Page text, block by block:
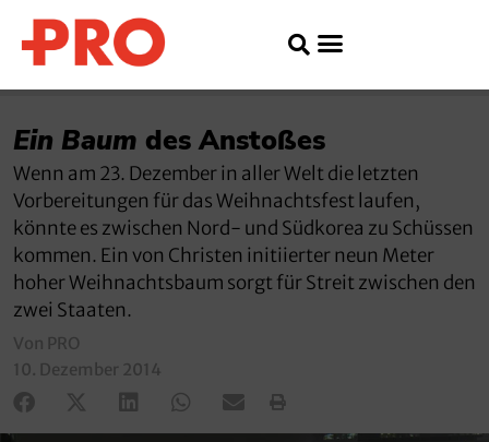
Ein Baum des Anstoßes
Wenn am 23. Dezember in aller Welt die letzten
Vorbereitungen für das Weihnachtsfest laufen,
könnte es zwischen Nord- und Südkorea zu Schüssen
kommen. Ein von Christen initiierter neun Meter
hoher Weihnachtsbaum sorgt für Streit zwischen den
zwei Staaten.
Von PRO
10. Dezember 2014